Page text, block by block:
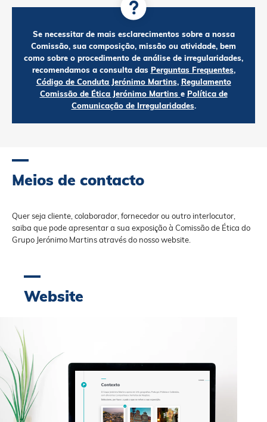
Se necessitar de mais esclarecimentos sobre a nossa
Comissão, sua composição, missão ou atividade, bem
como sobre o procedimento de análise de irregularidades,
recomendamos a consulta das Perguntas Frequentes,
Código de Conduta Jerónimo Martins, Regulamento
Comissão de Ética Jerónimo Martins e Política de
Comunicação de Irregularidades.
Meios de contacto
Quer seja cliente, colaborador, fornecedor ou outro interlocutor,
saiba que pode apresentar a sua exposição à Comissão de Ética do
Grupo Jerónimo Martins através do nosso website.
Website